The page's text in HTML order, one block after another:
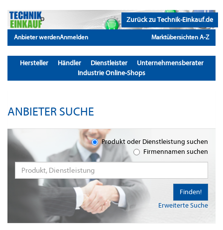
Zurück zu Technik-Einkauf.de
Anbieter werdenAnmelden Marktübersichten A-Z
Hersteller Händler Dienstleister
Unternehmensberater
Industrie Online-Shops
ANBIETER SUCHE
Produkt oder Dienstleistung suchen
Firmennamen suchen
Erweiterte Suche
Finden!